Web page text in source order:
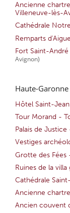
Ancienne
Villeneuve-lès-
Cathédrale
Remparts
Fort Saint-
Avignon)
Hôtel Saint-
Tour Morand -
Palais de
Vestiges
Grotte des Fées
Ruines de la
Cathédrale
Ancienne
Ancien couvent